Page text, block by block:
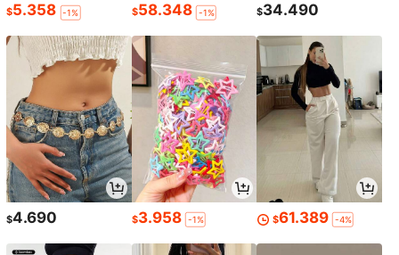
$5.358 -1% $58.348 -1% $34.490
$4.690 $3.958 -1% $61.389 -4%